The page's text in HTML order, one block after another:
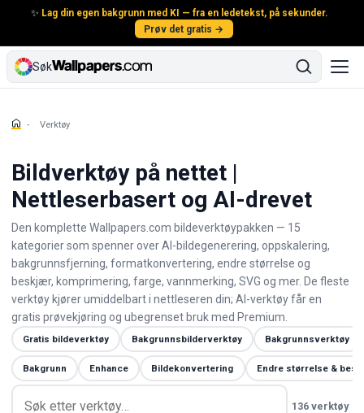
✨ Lag din egen bakgrunn med KI — fra en ledetekst, på sekunder.
Prøv det gratis →
Søk
Verktøy
Bildverktøy på nettet |
Nettleserbasert og AI-drevet
Den komplette Wallpapers.com bildeverktøypakken — 15
kategorier som spenner over AI-bildegenerering, oppskalering,
bakgrunnsfjerning, formatkonvertering, endre størrelse og
beskjær, komprimering, farge, vannmerking, SVG og mer. De fleste
verktøy kjører umiddelbart i nettleseren din; AI-verktøy får en
gratis prøvekjøring og ubegrenset bruk med Premium.
Gratis bildeverktøy Bakgrunnsbilderverktøy Bakgrunnsverktøy
Bakgrunn Enhance Bildekonvertering Endre størrelse &
136 verktøy